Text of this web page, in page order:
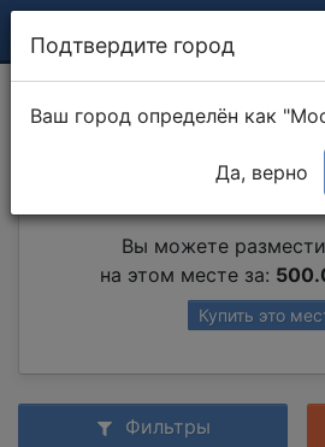
Установка замков
Вы можете
на этом месте за:
Купить это
Фильтры
Подтвердите город
Ваш город определён как
Да, верно